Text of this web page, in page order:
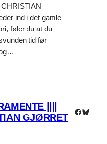
CHRISTIAN
ind i det gamle
føler du at du
tid før
||||
GJØRRET